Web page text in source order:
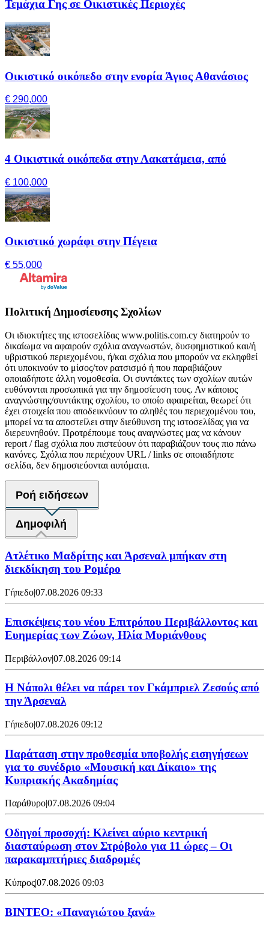
Τεμάχια Γης σε Οικιστικές Περιοχές
Οικιστικό οικόπεδο στην ενορία Άγιος Αθανάσιος
€ 290,000
4 Οικιστικά οικόπεδα στην Λακατάμεια, από
€ 100,000
Οικιστικό χωράφι στην Πέγεια
€ 55,000
Πολιτική Δημοσίευσης Σχολίων
Οι ιδιοκτήτες της ιστοσελίδας www.politis.com.cy διατηρούν το
δικαίωμα να αφαιρούν σχόλια αναγνωστών, δυσφημιστικού και/ή
υβριστικού περιεχομένου, ή/και σχόλια που μπορούν να εκληφθεί
ότι υποκινούν το μίσος/τον ρατσισμό ή που παραβιάζουν
οποιαδήποτε άλλη νομοθεσία. Οι συντάκτες των σχολίων αυτών
ευθύνονται προσωπικά για την δημοσίευση τους. Αν κάποιος
αναγνώστης/συντάκτης σχολίου, το οποίο αφαιρείται, θεωρεί ότι
έχει στοιχεία που αποδεικνύουν το αληθές του περιεχομένου του,
μπορεί να τα αποστείλει στην διεύθυνση της ιστοσελίδας για να
διερευνηθούν. Προτρέπουμε τους αναγνώστες μας να κάνουν
report / flag σχόλια που πιστεύουν ότι παραβιάζουν τους πιο πάνω
κανόνες. Σχόλια που περιέχουν URL / links σε οποιαδήποτε
σελίδα, δεν δημοσιεύονται αυτόματα.
Ροή ειδήσεων
Δημοφιλή
Ατλέτικο Μαδρίτης και Άρσεναλ μπήκαν στη
διεκδίκηση του Ρομέρο
Γήπεδο|07.08.2026 09:33
Επισκέψεις του νέου Επιτρόπου Περιβάλλοντος και
Ευημερίας των Ζώων, Ηλία Μυριάνθους
Περιβάλλον|07.08.2026 09:14
Η Νάπολι θέλει να πάρει τον Γκάμπριελ Ζεσούς από
την Άρσεναλ
Γήπεδο|07.08.2026 09:12
Παράταση στην προθεσμία υποβολής εισηγήσεων
για το συνέδριο «Μουσική και Δίκαιο» της
Κυπριακής Ακαδημίας
Παράθυρο|07.08.2026 09:04
Οδηγοί προσοχή: Κλείνει αύριο κεντρική
διασταύρωση στον Στρόβολο για 11 ώρες – Οι
παρακαμπτήριες διαδρομές
Κύπρος|07.08.2026 09:03
ΒΙΝΤΕΟ: «Παναγιώτου ξανά»